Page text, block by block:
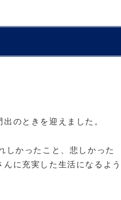
のときを迎えました。
しかったこと、悲しかった
に充実した生活になるよう